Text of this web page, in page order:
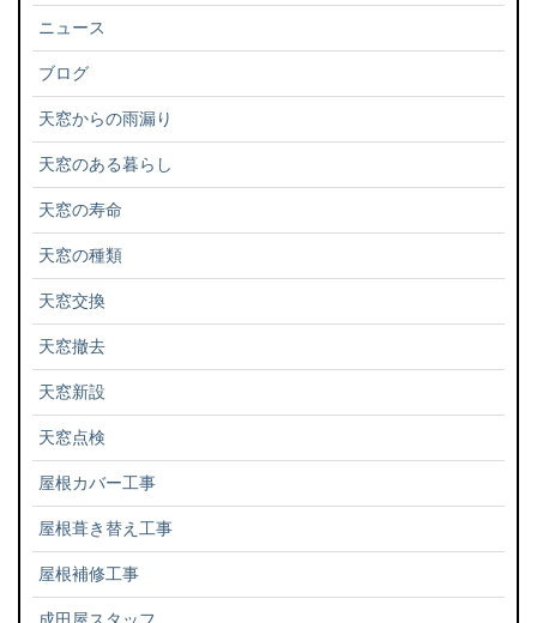
ニュース
ブログ
天窓からの雨漏り
天窓のある暮らし
天窓の寿命
天窓の種類
天窓交換
天窓撤去
天窓新設
天窓点検
屋根カバー工事
屋根葺き替え工事
屋根補修工事